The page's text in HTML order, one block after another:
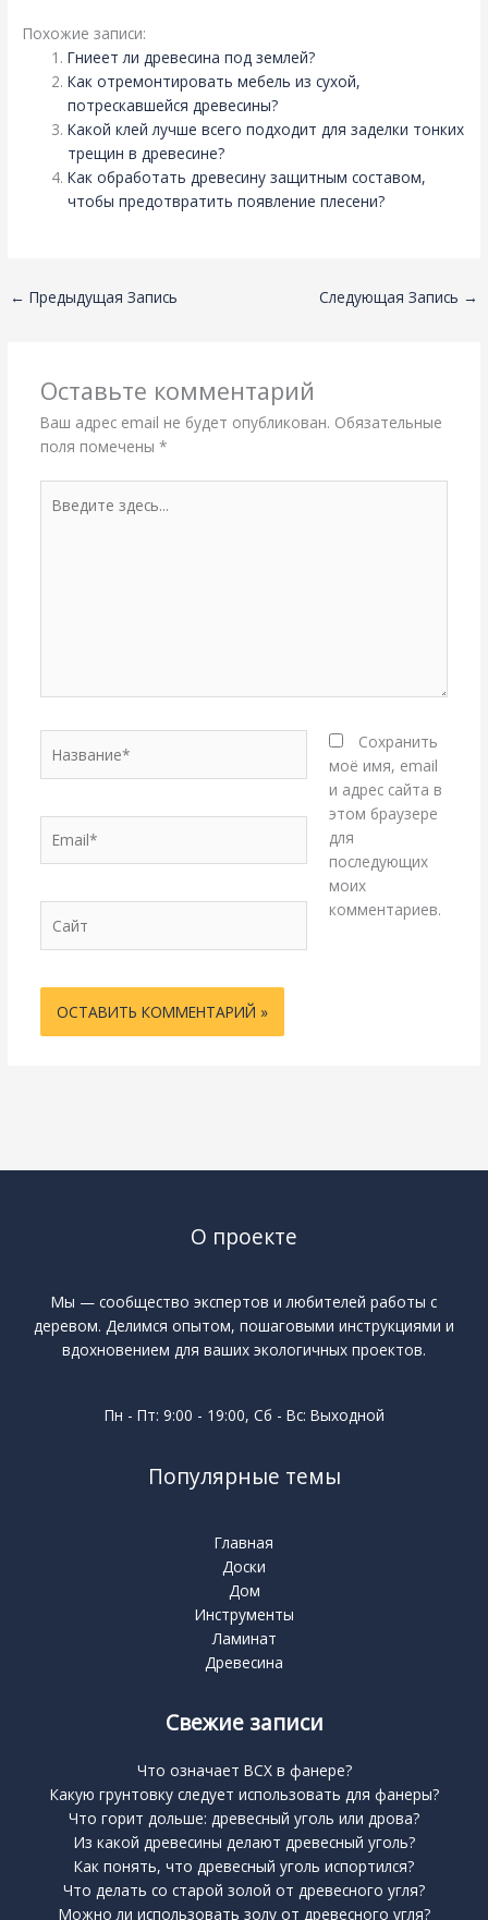
Похожие записи:
Гниеет ли древесина под землей?
Как отремонтировать мебель из сухой,
потрескавшейся древесины?
Какой клей лучше всего подходит для заделки тонких
трещин в древесине?
Как обработать древесину защитным составом,
чтобы предотвратить появление плесени?
← Предыдущая Запись Следующая Запись →
Оставьте комментарий
Ваш адрес email не будет опубликован. Обязательные
поля помечены *
здесь...
Сохранить
моё имя, email
и адрес сайта в
этом браузере
для
последующих
моих
комментариев.
О проекте
Мы — сообщество экспертов и любителей работы с
деревом. Делимся опытом, пошаговыми инструкциями и
вдохновением для ваших экологичных проектов.
Пн - Пт: 9:00 - 19:00, Сб - Вс: Выходной
Популярные темы
Главная
Доски
Дом
Инструменты
Ламинат
Древесина
Свежие записи
Что означает BCX в фанере?
Какую грунтовку следует использовать для фанеры?
Что горит дольше: древесный уголь или дрова?
Из какой древесины делают древесный уголь?
Как понять, что древесный уголь испортился?
Что делать со старой золой от древесного угля?
Можно ли использовать золу от древесного угля?